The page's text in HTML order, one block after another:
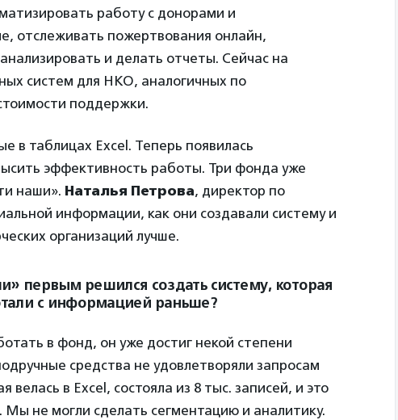
работу с донорами и
отслеживать пожертвования онлайн,
и делать отчеты. Сейчас на
систем для НКО, аналогичных по
поддержки.
в таблицах Excel. Теперь появилась
эффективность работы. Три фонда уже
наши». Наталья Петрова, директор по
информации, как они создавали систему и
организаций лучше.
первым решился создать систему, которая
с информацией раньше?
в фонд, он уже достиг некой степени
средства не удовлетворяли запросам
велась в Excel, состояла из 8 тыс. записей, и это
не могли сделать сегментацию и аналитику.